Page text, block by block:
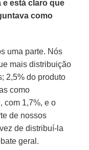
e está claro que
como
uma parte. Nós
mais distribuição
2,5% do produto
como
com 1,7%, e o
de nossos
de distribuí-la
geral.